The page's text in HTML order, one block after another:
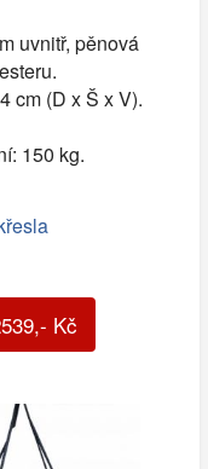
uvnitř, pěnová
cm (D x Š x V).
150 kg.
,- Kč